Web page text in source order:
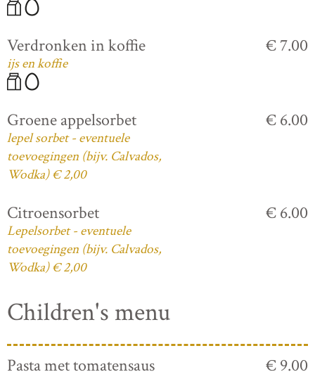
Verdronken in koffie
ijs en koffie
€ 7.00
Groene appelsorbet
lepel sorbet - eventuele
toevoegingen (bijv. Calvados,
Wodka) € 2,00
€ 6.00
Citroensorbet
Lepelsorbet - eventuele
toevoegingen (bijv. Calvados,
Wodka) € 2,00
€ 6.00
Children's menu
Pasta met tomatensaus € 9.00